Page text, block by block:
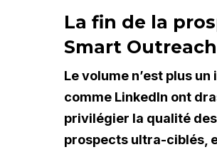
La fin de la
Smart Outreach
Le volume n’est plus
comme LinkedIn ont
privilégier la qualité
prospects ultra-ciblés,